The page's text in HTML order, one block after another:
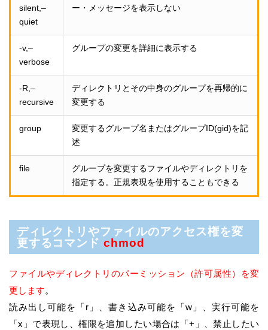
silent,–
quiet
ー・メッセージを表示しない
-v,–
verbose
グループの変更を詳細に表示する
-R,–
recursive
ディレクトリとその中身のグループを再帰的に
変更する
group
変更するグループ名またはグループID(gid)を記
述
file
グループを変更するファイルやディレクトリを
指定する。正規表現を使用することもできる
ディレクトリやファイルのアクセス権を変
更するコマンドchmod
ファイルやディレクトリのパーミッション（許可属性）を変
更します。
読み出し可能を「r」、書き込み可能を「w」、実行可能を
「x」で表現し、権限を追加したい場合は「+」、禁止したい